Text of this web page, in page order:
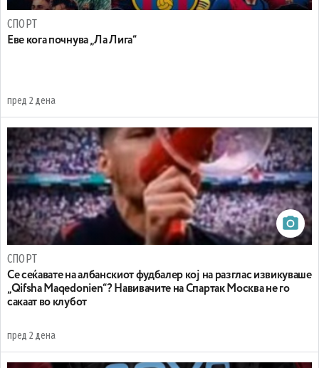
СПОРТ
Еве кога почнува „Ла Лига“
пред 2 дена
СПОРТ
Се сеќавате на албанскиот фудбалер кој на разглас извикуваше
„Qifsha Maqedonien“? Навивачите на Спартак Москва не го
сакаат во клубот
пред 2 дена